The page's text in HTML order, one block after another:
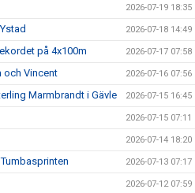
2026-07-19 18:35
2026-07-18 14:49
på 4x100m 2026-07-17 07:58
och Vincent 2026-07-16 07:56
Marmbrandt i Gävle 2026-07-15 16:45
2026-07-15 07:11
2026-07-14 18:20
2026-07-13 07:17
2026-07-12 07:59